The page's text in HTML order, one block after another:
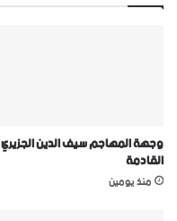
وجهة المهاجم سيف الدين الجزيري
القادمة
منذ يومين